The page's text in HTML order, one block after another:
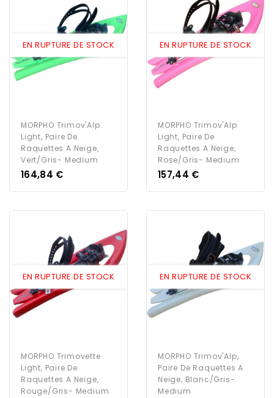
EN RUPTURE DE STOCK
MORPHO Trimov'Alp
Light, Paire De
Raquettes A Neige,
Vert/Gris- Medium
Prix
164,84 €
EN RUPTURE DE STOCK
MORPHO Trimov'Alp
Light, Paire De
Raquettes A Neige,
Rose/Gris- Medium
Prix
157,44 €
EN RUPTURE DE STOCK
MORPHO Trimovette
Light, Paire De
Raquettes A Neige,
Rouge/Gris- Medium
EN RUPTURE DE STOCK
MORPHO Trimov'Alp,
Paire De Raquettes A
Neige, Blanc/Gris-
Medium